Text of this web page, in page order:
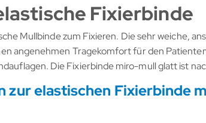
Fixierbinde
Mullbinde zum Fixieren. Die sehr weiche,
angenehmen Tragekomfort für den
Die Fixierbinde miro-mull glatt ist
zur elastischen Fixierbinde